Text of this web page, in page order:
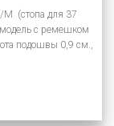
(стопа для 37
с ремешком
подошвы 0,9 см.,